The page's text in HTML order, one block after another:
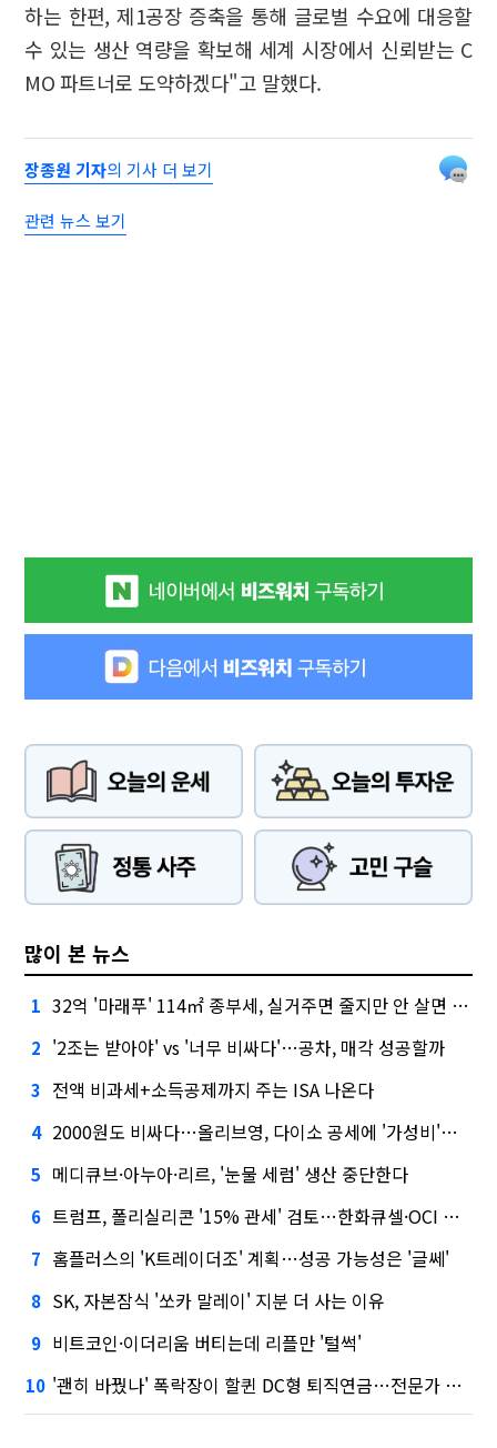
하는 한편, 제1공장 증축을 통해 글로벌 수요에 대응할
수 있는 생산 역량을 확보해 세계 시장에서 신뢰받는 C
MO 파트너로 도약하겠다"고 말했다.
장종원 기자의 기사 더 보기
관련 뉴스 보기
많이 본 뉴스
1 32억 '마래푸' 114㎡ 종부세, 실거주면 줄지만 안 살면 2.5배
2 '2조는 받아야' vs '너무 비싸다'…공차, 매각 성공할까
3 전액 비과세+소득공제까지 주는 ISA 나온다
4 2000원도 비싸다…올리브영, 다이소 공세에 '가성비'로 맞불
5 메디큐브·아누아·리르, '눈물 세럼' 생산 중단한다
6 트럼프, 폴리실리콘 '15% 관세' 검토…한화큐셀·OCI 영향은?
7 홈플러스의 'K트레이더조' 계획…성공 가능성은 '글쎄'
8 SK, 자본잠식 '쏘카 말레이' 지분 더 사는 이유
9 비트코인·이더리움 버티는데 리플만 '털썩'
10 '괜히 바꿨나' 폭락장이 할퀸 DC형 퇴직연금…전문가 조언은